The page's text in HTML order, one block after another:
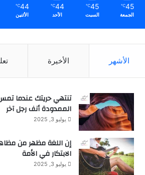
45
℃
الجمعة
45
℃
السبت
44
℃
الأحد
44
℃
الأثنين
الأشهر الأخيرة
تنتهي حريتك عندما
الممدودة أنف رجل آخر
يوليو 3, 2025
إن اللغة مظهر من
الابتكار في الأمة
يوليو 3, 2025